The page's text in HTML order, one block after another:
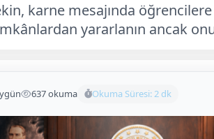
karne mesajında
yararlanın ancak
637 okuma Okuma Süresi: 2 dk